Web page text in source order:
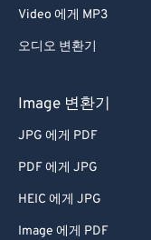
Video 에게 MP3
오디오 변환기
Image 변환기
JPG 에게 PDF
PDF 에게 JPG
HEIC 에게 JPG
Image 에게 PDF